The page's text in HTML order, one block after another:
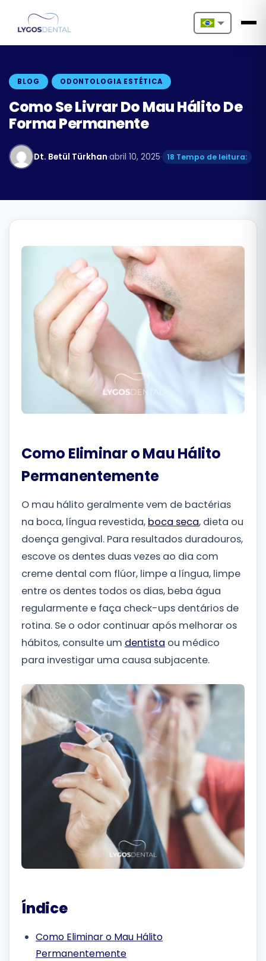
Nederlands
Français
Português
BLOG ODONTOLOGIA ESTÉTICA
Como Se Livrar Do Mau Hálito De
Forma Permanente
Dt. Betül Türkhan·abril 10, 2025· 18 Tempo de leitura:
Como Eliminar o Mau Hálito
Permanentemente
O mau hálito geralmente vem de bactérias
na boca, língua revestida, boca seca, dieta ou
doença gengival. Para resultados duradouros,
escove os dentes duas vezes ao dia com
creme dental com flúor, limpe a língua, limpe
entre os dentes todos os dias, beba água
regularmente e faça check-ups dentários de
rotina. Se o odor continuar após melhorar os
hábitos, consulte um dentista ou médico
para investigar uma causa subjacente.
Índice
Como Eliminar o Mau Hálito
Permanentemente